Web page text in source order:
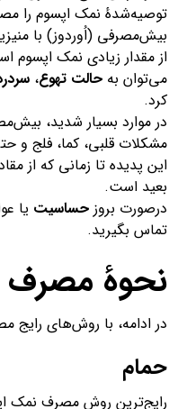
توصیه‌شدهٔ نمک اپسوم را
بیش‌مصرفی (اُوردوز) با
از مقدار زیادی نمک اپسوم
می‌توان بهحالت تهوع،
کرد.
در موارد بسیار شدید،
مشکلات قلبی، کما، فلج و
این پدیده تا زمانی که از
بعید است.
درصورت بروزحساسیت یا
تماس بگیرید.
نحوهٔ مصرف
در ادامه، با روش‌های
حمام
رایج‌ترین روش مصرف نمک